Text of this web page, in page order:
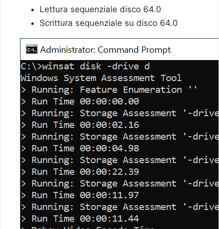
Lettura sequenziale disco 64.0
Scrittura sequenziale su disco 64.0